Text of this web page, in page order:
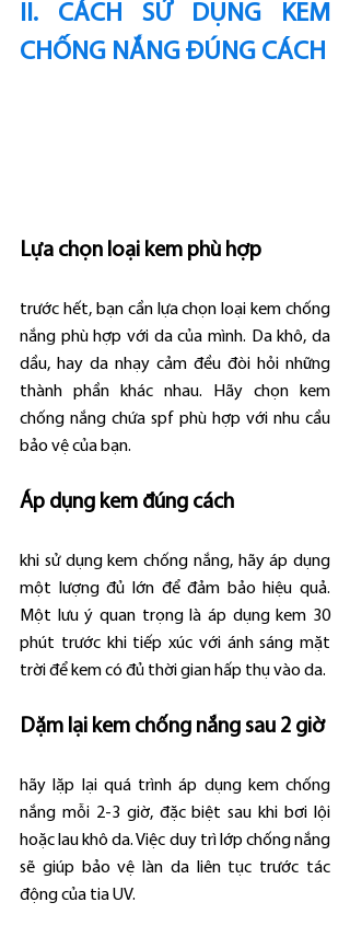
II. CÁCH SỬ DỤNG KEM
CHỐNG NẮNG ĐÚNG CÁCH
Lựa chọn loại kem phù hợp
trước hết, bạn cần lựa chọn loại kem chống
nắng phù hợp với da của mình. Da khô, da
dầu, hay da nhạy cảm đều đòi hỏi những
thành phần khác nhau. Hãy chọn kem
chống nắng chứa spf phù hợp với nhu cầu
bảo vệ của bạn.
Áp dụng kem đúng cách
khi sử dụng kem chống nắng, hãy áp dụng
một lượng đủ lớn để đảm bảo hiệu quả.
Một lưu ý quan trọng là áp dụng kem 30
phút trước khi tiếp xúc với ánh sáng mặt
trời để kem có đủ thời gian hấp thụ vào da.
Dặm lại kem chống nắng sau 2 giờ
hãy lặp lại quá trình áp dụng kem chống
nắng mỗi 2-3 giờ, đặc biệt sau khi bơi lội
hoặc lau khô da. Việc duy trì lớp chống nắng
sẽ giúp bảo vệ làn da liên tục trước tác
động của tia UV.